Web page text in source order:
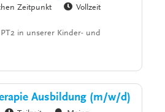
Zeitpunkt
Vollzeit
in unserer Kinder- und
Ausbildung (m/w/d)